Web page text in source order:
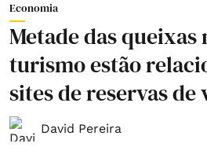
Economia
Metade das queixas
turismo estão
sites de reservas de
David Pereira